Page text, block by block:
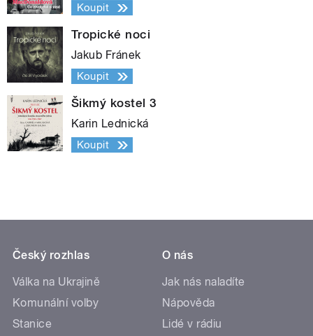
Koupit
Tropické noci
Jakub Fránek
Koupit
Šikmý kostel 3
Karin Lednická
Koupit
Český rozhlas
Válka na Ukrajině
Komunální volby
Stanice
O nás
Jak nás naladíte
Nápověda
Lidé v rádiu